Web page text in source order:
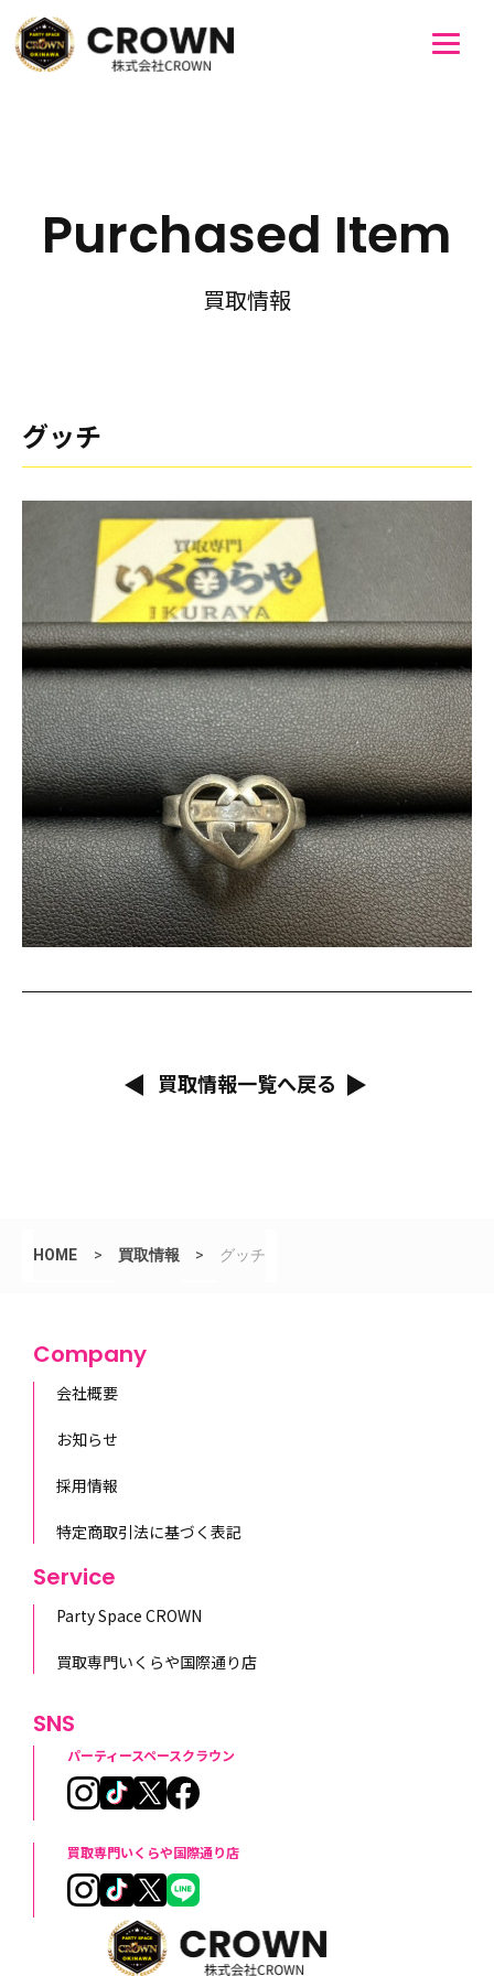
Purchased Item
買取情報
グッチ
買取情報一覧へ戻る
HOME > 買取情報 > グッチ
Company
会社概要
お知らせ
採用情報
特定商取引法に基づく表記
Service
Party Space CROWN
買取専門いくらや国際通り店
SNS
パーティースペースクラウン
買取専門いくらや国際通り店